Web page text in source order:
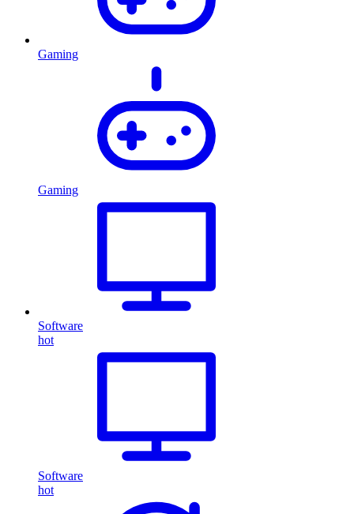
Gaming
Gaming
Software
hot
Software
hot